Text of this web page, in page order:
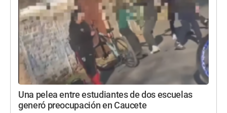
Una pelea entre estudiantes de dos escuelas
generó preocupación en Caucete